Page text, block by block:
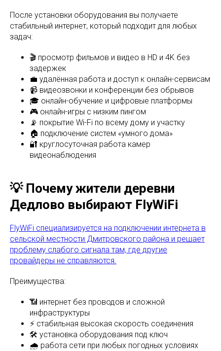
После установки оборудования вы получаете
стабильный интернет, который подходит для любых
задач:
🎬 просмотр фильмов и видео в HD и 4K без
задержек
💼 удалённая работа и доступ к онлайн-сервисам
📹 видеозвонки и конференции без обрывов
🎓 онлайн-обучение и цифровые платформы
🎮 онлайн-игры с низким пингом
📡 покрытие Wi-Fi по всему дому и участку
🏠 подключение систем «умного дома»
🔐 круглосуточная работа камер
видеонаблюдения
💡 Почему жители деревни
Дедлово выбирают FlyWiFi
FlyWiFi специализируется на подключении интернета в
сельской местности Дмитровского района и решает
проблему слабого сигнала там, где другие
провайдеры не справляются.
Преимущества:
📶 интернет без проводов и сложной
инфраструктуры
⚡ стабильная высокая скорость соединения
🛠 установка оборудования под ключ
🌧 работа сети при любых погодных условиях